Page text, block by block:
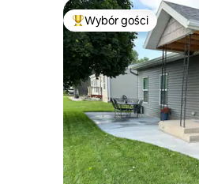
Najpopularniejsze z
Wybór gości